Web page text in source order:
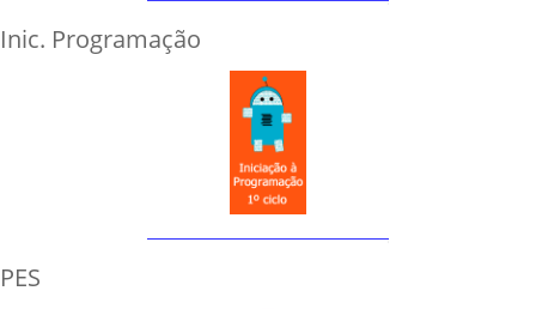
Inic. Programação
PES